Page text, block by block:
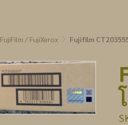
FujiFilm / FujiXerox Fujifilm